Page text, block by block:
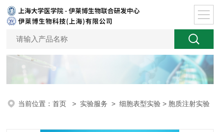
当前位置：首页 > 实验服务 >细胞表型实验 > 胞质注射实验